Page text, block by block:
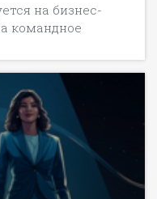
на бизнес-
командное